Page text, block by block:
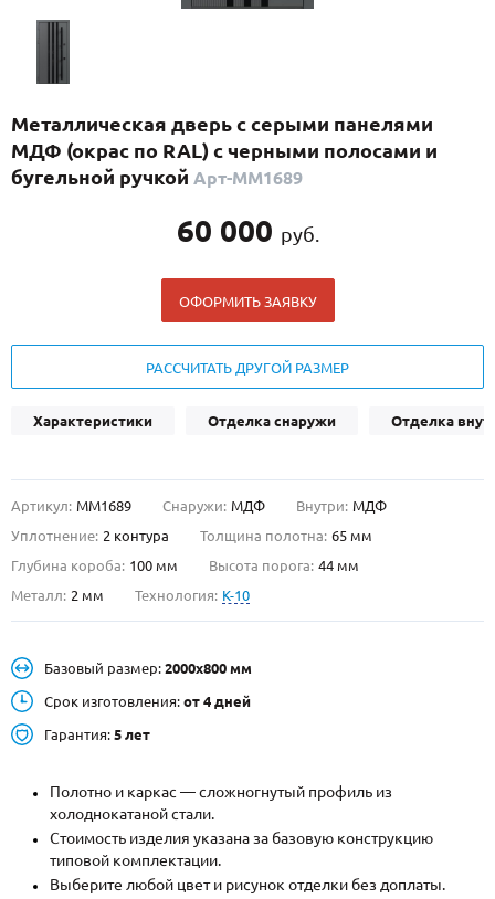
(29)
ПО НАЗНАЧЕНИЮ
ПО КОНСТРУКЦИИ
О НАС
Металлические двери от производителя с доставкой и установкой в
Москве и МО
НАЙТИ:
+7 (495) 411-44-41
INFO@META-M.RU
ЗАПРОСИТЬ РАСЧЕТ
Металлическая дверь с серыми панелями
МДФ (окрас по RAL) с черными полосами и
бугельной ручкой Арт-ММ1689
60 000 руб.
ОФОРМИТЬ ЗАЯВКУ
РАССЧИТАТЬ ДРУГОЙ РАЗМЕР
Характеристики Отделка снаружи Отделка
Артикул: ММ1689 Снаружи: МДФ Внутри: МДФ
Уплотнение: 2 контура Толщина полотна: 65 мм
Глубина короба: 100 мм Высота порога: 44 мм
Металл: 2 мм Технология: K-10
Базовый размер: 2000х800 мм
Срок изготовления: от 4 дней
Гарантия: 5 лет
Полотно и каркас — сложногнутый профиль из
холоднокатаной стали.
Стоимость изделия указана за базовую конструкцию
типовой комплектации.
Выберите любой цвет и рисунок отделки без доплаты.